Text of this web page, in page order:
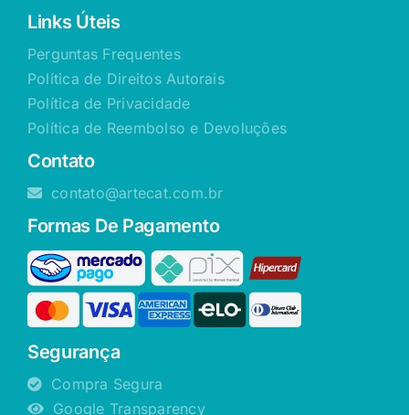
Links Úteis
Perguntas Frequentes
Política de Direitos Autorais
Política de Privacidade
Política de Reembolso e Devoluções
Contato
contato@artecat.com.br
Formas De Pagamento
Segurança
Compra Segura
Google Transparency